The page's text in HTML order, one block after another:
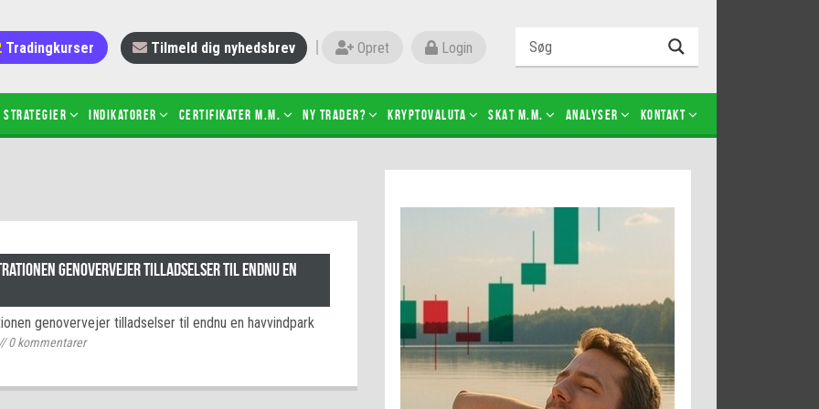
Tradingkurser Tilmeld dig nyhedsbrev Opret Login
Strategier Indikatorer Certifikater m.m. Ny trader?
bruges stop-loss
du på spil ved CFD-
fungerer BULL & BEAR-
Det betyder de nye ESMA-regler
Shortselling
Futures-kontrakter
Kopier Jeppe Kirk Bonde
Kryptovaluta SKAT m.m. Analyser Kontakt
genovervejer tilladselser til endnu en
genovervejer tilladselser til endnu en havvindpark
0kommentarer